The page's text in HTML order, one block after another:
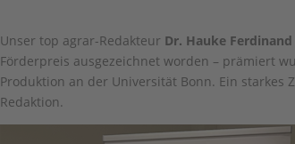
Unser top agrar-Redakteur Dr. Hauke Ferdinand
Förderpreis ausgezeichnet worden – prämiert
Produktion an der Universität Bonn. Ein
Redaktion.